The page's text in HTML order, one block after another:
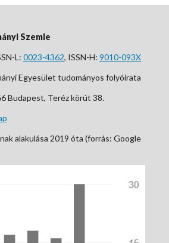
Szemle
L: 0023-4362, ISSN-H: 9010-093X
Egyesület tudományos folyóirata
Budapest, Teréz körút 38.
alakulása 2019 óta (forrás: Google